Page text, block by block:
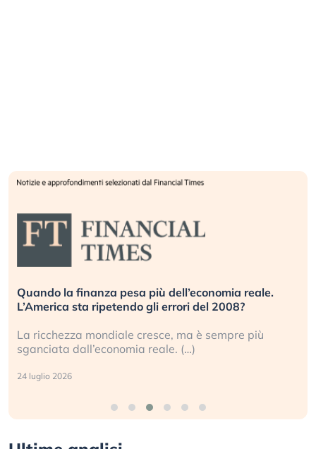
Quando la finanza pesa più dell’economia reale.
L’America sta ripetendo gli errori del 2008?
La ricchezza mondiale cresce, ma è sempre più
sganciata dall’economia reale. (…)
24 luglio 2026